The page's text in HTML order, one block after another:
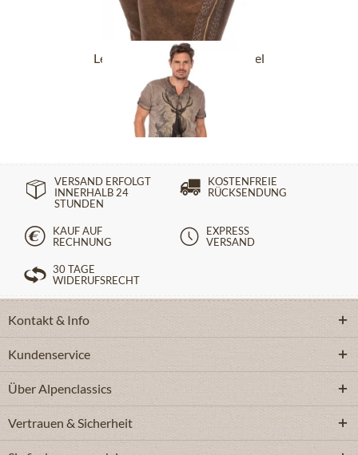
Lederhose kniebund mit Gürtel
MICHELBACH nuss...
ab 169,90 €
VERSAND ERFOLGT
INNERHALB 24
STUNDEN
KOSTENFREIE
RÜCKSENDUNG
KAUF AUF
RECHNUNG
EXPRESS
VERSAND
30 TAGE
WIDERUFSRECHT
Kontakt & Info
Kundenservice
Über Alpenclassics
Vertrauen & Sicherheit